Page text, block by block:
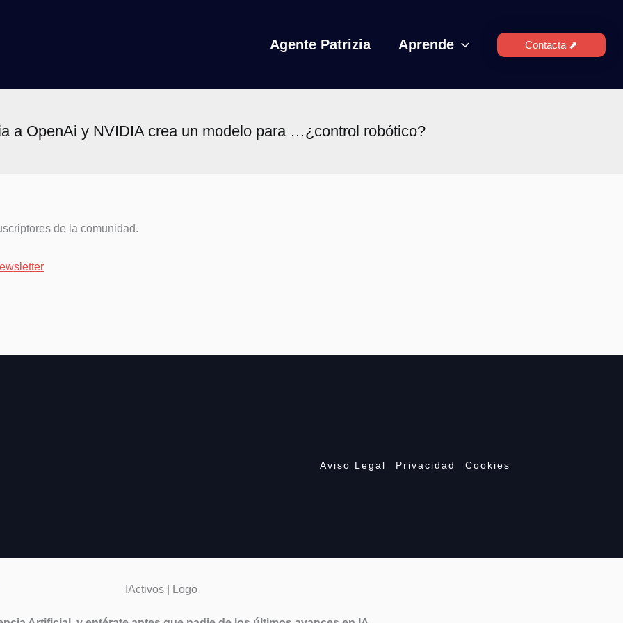
Agente Patrizia Aprende Contacta ⬈
a OpenAi y NVIDIA crea un modelo para …¿control robótico?
de la comunidad.
Aviso Legal Privacidad Cookies